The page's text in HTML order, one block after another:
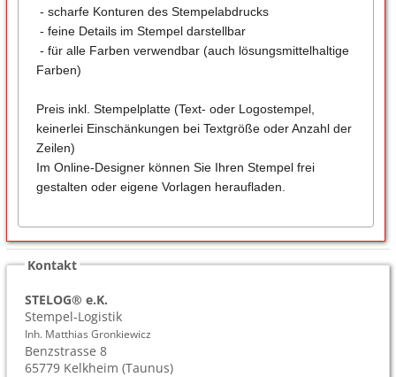
- scharfe Konturen des Stempelabdrucks
- feine Details im Stempel darstellbar
- für alle Farben verwendbar (auch lösungsmittelhaltige
Farben)
Preis inkl. Stempelplatte (Text- oder Logostempel,
keinerlei Einschänkungen bei Textgröße oder Anzahl der
Zeilen)
Im Online-Designer können Sie Ihren Stempel frei
gestalten oder eigene Vorlagen heraufladen.
Kontakt
STELOG® e.K.
Stempel-Logistik
Inh. Matthias Gronkiewicz
Benzstrasse 8
65779 Kelkheim (Taunus)